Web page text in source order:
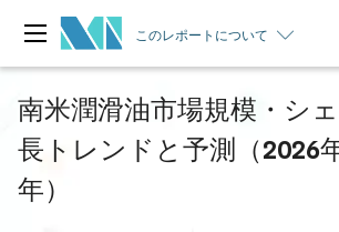
このレポートについて
南米潤滑油市場規模・シ
長トレンドと予測（2026
年）